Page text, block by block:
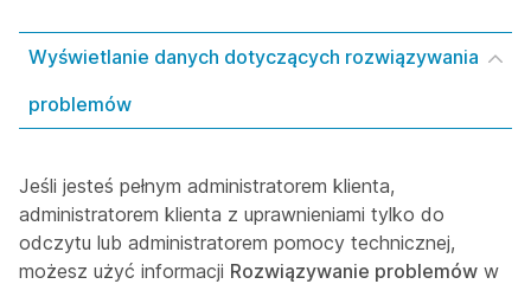
Wyświetlanie danych dotyczących rozwiązywania
problemów
Jeśli jesteś pełnym administratorem klienta,
administratorem klienta z uprawnieniami tylko do
odczytu lub administratorem pomocy technicznej,
możesz użyć informacji Rozwiązywanie problemów w